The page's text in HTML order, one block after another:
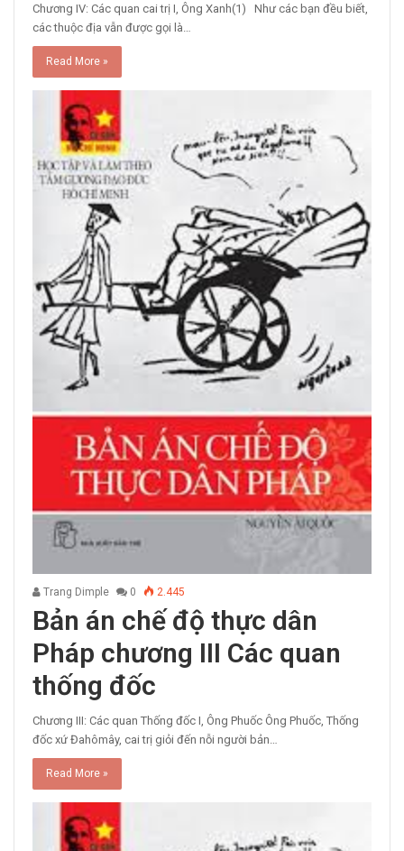
Chương IV: Các quan cai trị I, Ông Xanh(1) Như các bạn đều biết,
các thuộc địa vẫn được gọi là…
Read More »
Trang Dimple 0 2.445
Bản án chế độ thực dân
Pháp chương III Các quan
thống đốc
Chương III: Các quan Thống đốc I, Ông Phuốc Ông Phuốc, Thống
đốc xứ Đahômây, cai trị giỏi đến nỗi người bản…
Read More »